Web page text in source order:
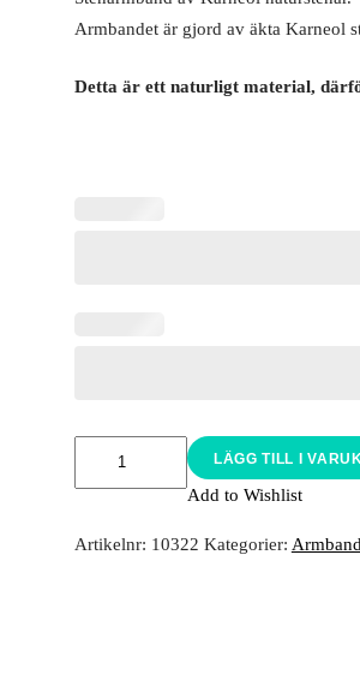
Armbandet är gjord av äkta Karneol
Detta är ett naturligt material,
LÄGG TILL I
Add to Wishlist
Artikelnr: 10322 Kategorier: Armband